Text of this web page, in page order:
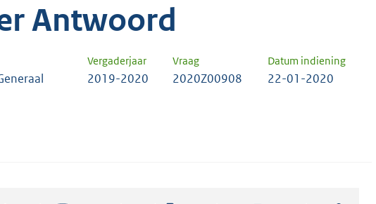
Antwoord
Vergaderjaar Vraag Datum indiening
2019-2020 2020Z00908 22-01-2020